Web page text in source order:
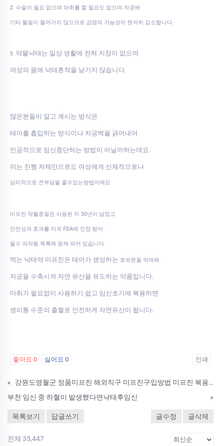
2. 수술이 필요 없으며 마취를 할 필요도 없으며 자궁에
기타 물질이 들어가지 않으므로 감염의 가능성이 현저히 감소합니다
3. 약물낙태는 일상 생활에 전혀 지장이 없으며
여성의 몸에 낙태흔적을 남기지 않습니다
많은분들이 알고 계시는 방식은
태아를 흡입하는 방식이나 자궁벽을 긁어내어
인공적으로 임신중단하는 방법이 아닐까하는데요.
이는 진행 자체만으로도 여성에게 신체적으로나
심리적으로 큰부담을 줄수있는방법이에요
미프진 약물중절은 사용된 지 30년이 넘었고
안전성과 효과를 미국 FDA에 인정 받아
필수 의약품 목록에 등재 되어 있습니다
먹는 낙태약 미프진은 태아가 생성하는 호르몬을 억제해
자궁을 수축시켜 자연 유산을 유도하는 약품입니다.
마취가 필요없이 사용하기 쉽고 임신초기에 복용하면
생리통 수준의 출혈로 안전하게 자연유산이 됩니다.
좋아요 0 싫어요 0 인쇄
«
강원도영월군 정품미프진 해외직구 미프진구입방법 미프진 복용후기 임신중절유도제부작용
부천 임신 중 하혈이 발생했다면낙­태후임신
»
목록보기 답글쓰기 글수정 글삭제
전체 35,447